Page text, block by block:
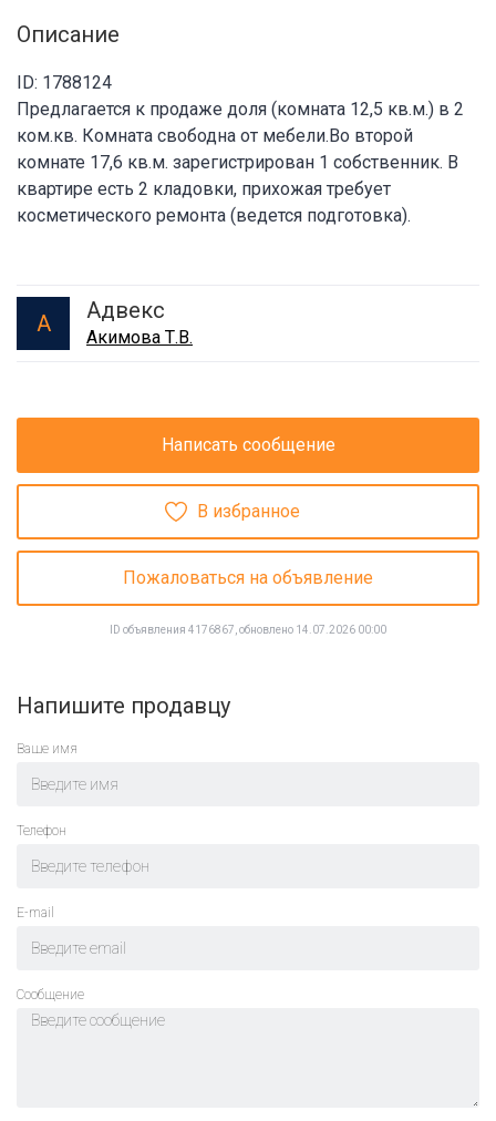
Описание
ID: 1788124
Предлагается к продаже доля (комната 12,5 кв.м.) в 2
ком.кв. Комната свободна от мебели.Во второй
комнате 17,6 кв.м. зарегистрирован 1 собственник. В
квартире есть 2 кладовки, прихожая требует
косметического ремонта (ведется подготовка).
А Адвекс
Акимова Т.В.
Написать сообщение
В избранное
Пожаловаться на объявление
ID объявления 4176867, обновлено 14.07.2026 00:00
Напишите продавцу
Ваше имя
Телефон
E-mail
Cообщение